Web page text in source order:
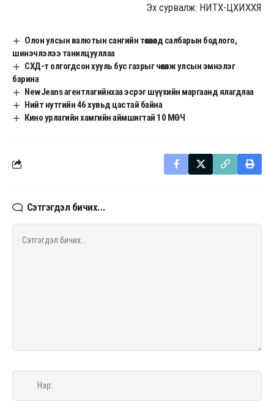
Эх сурвалж: НИТХ-ЦХИХХЯ
Олон улсын валютын сангийн төлөөлөлд салбарын бодлого,
шинэчлэлээ танилцууллаа
СХД-т олгогдсон хууль бус газрыг чөлөөлж улсын эмнэлэг
барина
NewJeans агентлагийнхаа эсрэг шүүхийн маргаанд ялагдлаа
Нийт нутгийн 46 хувьд цастай байна
Кино урлагийн хамгийн аймшигтай 10 МӨЧ
Сэтгэгдэл бичих...